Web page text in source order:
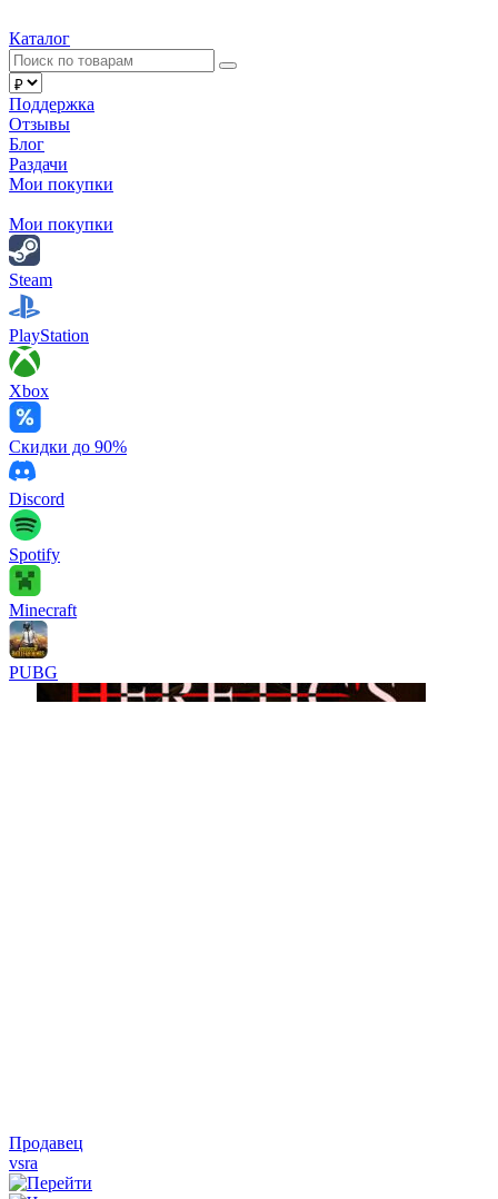
Каталог
Поддержка
Отзывы
Блог
Раздачи
Мои покупки
Мои покупки
Steam
PlayStation
Xbox
Скидки до 90%
Discord
Spotify
Minecraft
PUBG
Продавец
vsra